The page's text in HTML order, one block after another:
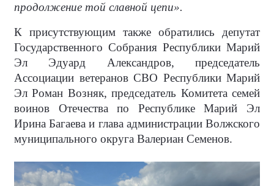
продолжение той славной цепи».
К присутствующим также обратились депутат
Государственного Собрания Республики Марий
Эл Эдуард Александров, председатель
Ассоциации ветеранов СВО Республики Марий
Эл Роман Возняк, председатель Комитета семей
воинов Отечества по Республике Марий Эл
Ирина Багаева и глава администрации Волжского
муниципального округа Валериан Семенов.